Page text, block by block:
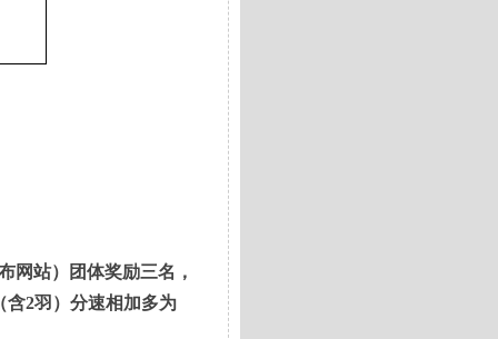
网站）团体奖励三名，
含2羽）分速相加多为